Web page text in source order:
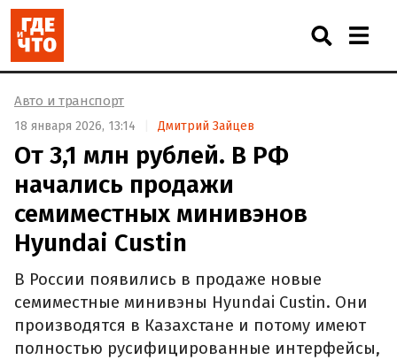
Авто и транспорт
18 января 2026, 13:14 Дмитрий Зайцев
От 3,1 млн рублей. В РФ
начались продажи
семиместных минивэнов
Hyundai Custin
В России появились в продаже новые
семиместные минивэны Hyundai Custin. Они
производятся в Казахстане и потому имеют
полностью русифицированные интерфейсы,